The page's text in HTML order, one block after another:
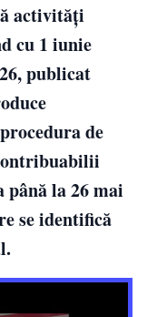
activități
cu 1 iunie
publicat
de
până la 26 mai
se identifică